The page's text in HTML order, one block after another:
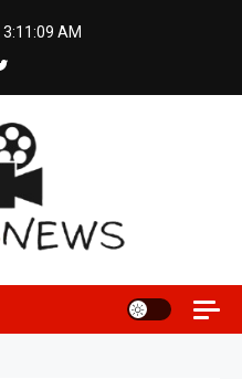
3:11:10 AM